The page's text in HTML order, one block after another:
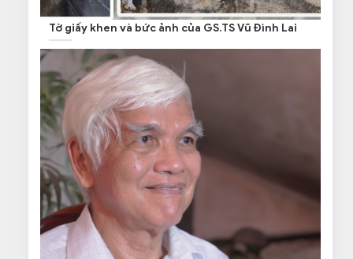
Tờ giấy khen và bức ảnh của GS.TS Vũ Đình Lai